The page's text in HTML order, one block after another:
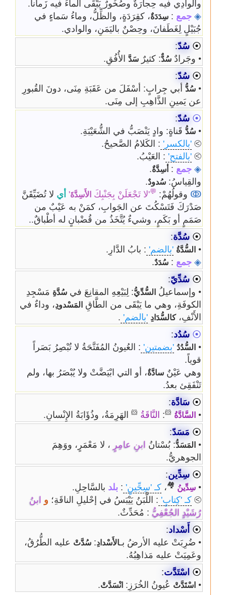
والوادِي فيه حِجارَةٌ وصُخُورٌ يَبْقَى الماءُ فيه زَماناً.
◈ جمع : سِدَدَةٌ، كقِرَدَةٍ، والظِّلُّ، وماءُ سَماءٍ في
جُبَيْلٍ لِغَطَفانَ، وحِصْنٌ باليَمَنِ، والوادي.
⦿ سُدّ:
• وجَرادٌ سُدٌّ: كثيرٌ سَدَّالأُفُقِ.
⦿ سُدّ:
• سُدُّأبي جِرابٍ: أسْفَلَ من عَقَبَةِ مِنَى، دونَ القُبورِ
عن يَمينِ الذَّاهِبِ إلى مِنَى.
⦿ سُدّ:
• سُدُّقَناةٍ: وادٍ يَنْصَبُّ في الشُّعَيْبَةِ.
⧁ 'بالكسر' : الكَلامُ الصَّحيحُ.
⧁ 'بالفتح' : العَيْبُ.
◈ جمع : أسِدَّةٌ.
والقِياسُ: سُدودٌ.
ↂ وقولُهُمْ: 💬'لا تَجْعَلَنْ بِجَنْبِكَ الأَسِدَّةَ' أيلا تُضَيِّقَنَّ
صَدْرَكَ فَتَسْكُتَ عن الجَوابِ، كمَنْ به عَيْبٌ من
صَمَمٍ أو بَكَمٍ، وشيءٌ يُتَّخَذُ من قُضْبانٍ له أطْباقٌ..
⦿ سُدَّة:
• السُّدَّةُ 'بالضم' : بابُ الدَّارِ.
◈ جمع : سُدَدٌ.
⦿ سُدِّيّ:
• وإسماعيلُ السُّدِّيُّ: لِبَيْعِهِ المقانِعَ في سُدَّةِمَسْجِدِ
الكوفَةِ، وهي ما يَبْقَى من الطَّاقِ المَسْدودِ، وداءٌ في
الأَنْفِ، كالسُّدَادِ 'بالضم' .
⦿ سُدُد:
• السُّدُدُ 'بضمتين' : العُيونُ المُفَتَّحَةُ لا تُبْصِرُ بَصَراً
قوياً.
وهي عَيْنٌ سادَّةٌ، أو التي ابْيَضَّتْ ولا يُبْصَرُ بها، ولم
تَنْفَقِئ بعدُ.
⦿ سَادَّة:
• السَّادَّةُ 🐹
: النَّاقَةُ 🐹الهَرِمَةُ، وذُؤَابَةُ الإِنْسانِ.
⦿ مَسَدّ:
• المَسَدُّ: بُسْتانُ ابنِ عامِرٍ ، لا مَعْمَرٍ، ووَهِمَ
الجوهريُّ.
⦿ سِدِّين:
• سِدِّينُ 🏘، كـ 'سِجِّينٍ' : بلد بالسَّاحِلِ.
⧁ كـ 'كِتابٍ' : اللَّبَنُ يَيْبَسُ في إحْليلِ الناقَةِ؛ وابنُ
رُشَيْدٍ الجُعْفِيُّ : مُحَدِّثٌ.
⦿ أَسْداد:
• ضُرِبَتْ عليه الأرضُ بـالأَسْدادِ: سُدَّتْعليه الطُّرُقُ،
وعَمِيَتْ عليه مَذاهِبُهُ.
⦿ اسْتَدَّت:
• اسْتَدَّتْعُيونُ الخُرَزِ: انْسَدَّتْ.